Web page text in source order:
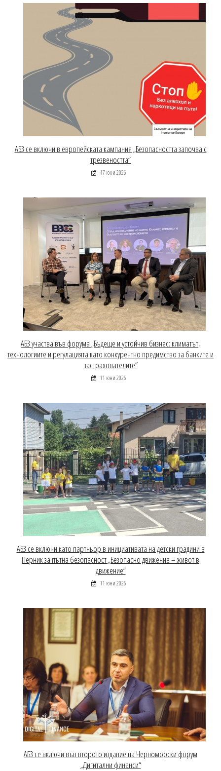
АБЗ се включи в европейската кампания „Безопасността започва с
трезвеността“
17 юни 2026
АБЗ участва във форума „Бъдеще и устойчив бизнес: климатът,
технологиите и регулацията като конкурентно предимство за банките и
застрахователите“
11 юни 2026
АБЗ се включи като партньор в инициативата на детски градини в
Перник за пътна безопасност „Безопасно движение – живот в
движение“
11 юни 2026
АБЗ се включи във второто издание на Черноморски форум
„Дигитални финанси“